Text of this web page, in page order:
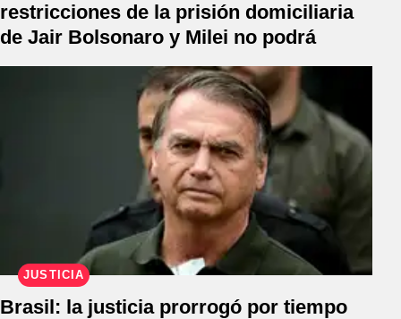
restricciones de la prisión domiciliaria
de Jair Bolsonaro y Milei no podrá
JUSTICIA
Brasil: la justicia prorrogó por tiempo